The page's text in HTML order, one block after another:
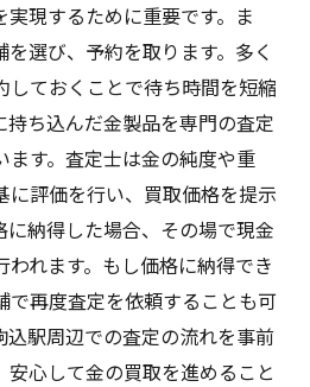
実現するために重要です。ま
選び、予約を取ります。多く
しておくことで待ち時間を短縮
持ち込んだ金製品を専門の査定
す。査定士は金の純度や重
に評価を行い、買取価格を提示
に納得した場合、その場で現金
れます。もし価格に納得でき
で再度査定を依頼することも可
駅周辺での査定の流れを事前
安心して金の買取を進めること